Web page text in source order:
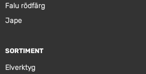
Falu rödfärg
Jape
SORTIMENT
Elverktyg